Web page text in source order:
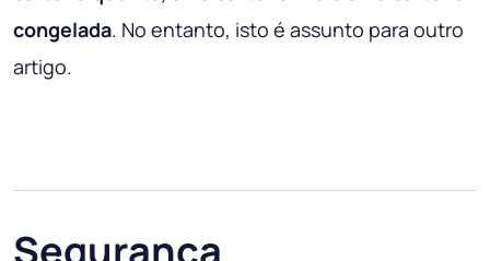
congelada. No entanto, isto é assunto para outro
artigo.